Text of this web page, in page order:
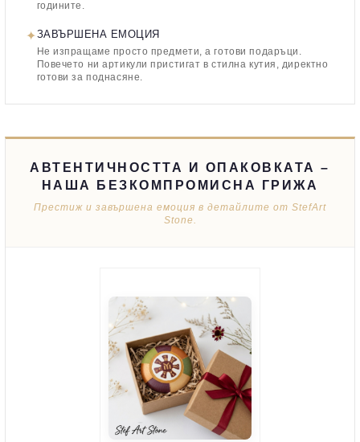
годините.
✦ЗАВЪРШЕНА ЕМОЦИЯ
Не изпращаме просто предмети, а готови подаръци.
Повечето ни артикули пристигат в стилна кутия, директно
готови за поднасяне.
АВТЕНТИЧНОСТТА И ОПАКОВКАТА –
НАША БЕЗКОМПРОМИСНА ГРИЖА
Престиж и завършена емоция в детайлите от StefArt
Stone.